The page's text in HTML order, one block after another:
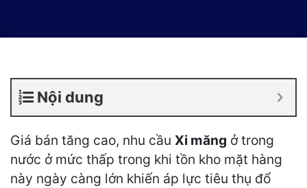
Nội dung
Giá bán tăng cao, nhu cầu Xi măng ở trong
nước ở mức thấp trong khi tồn kho mặt hàng
này ngày càng lớn khiến áp lực tiêu thụ đổ